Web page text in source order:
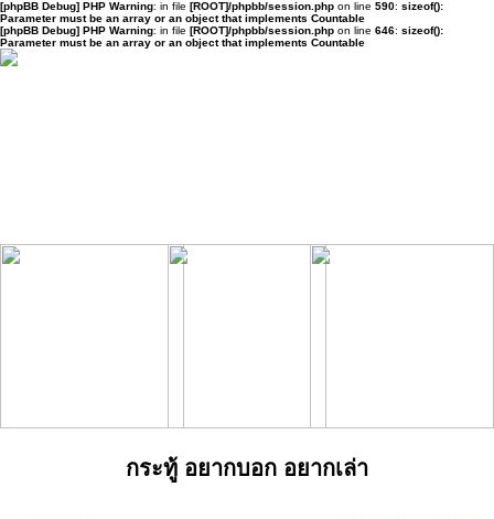
[phpBB Debug] PHP Warning: in file [ROOT]/phpbb/session.php on line 590: sizeof():
Parameter must be an array or an object that implements Countable
[phpBB Debug] PHP Warning: in file [ROOT]/phpbb/session.php on line 646: sizeof():
Parameter must be an array or an object that implements Countable
กระทู้ อยากบอก อยากเล่า